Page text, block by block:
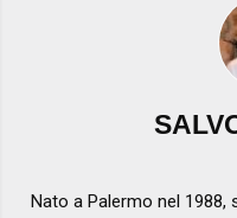
Nato a Palermo nel